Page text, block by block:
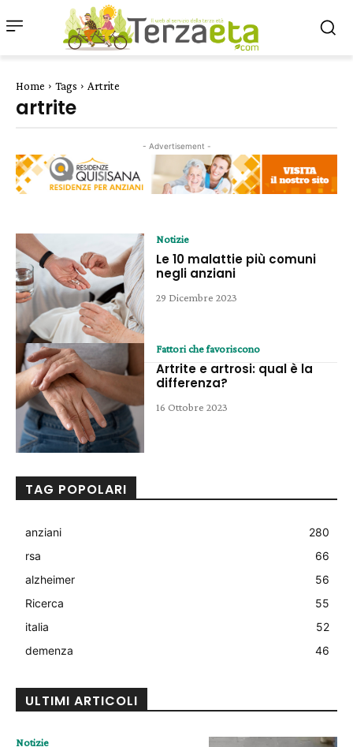
Home Tags Artrite
artrite
- Advertisement -
Notizie
Le 10 malattie più comuni
negli anziani
29 Dicembre 2023
Fattori che favoriscono
Artrite e artrosi: qual è la
differenza?
16 Ottobre 2023
TAG POPOLARI
anziani
280
rsa
66
alzheimer
56
Ricerca
55
italia
52
demenza
46
ULTIMI ARTICOLI
Notizie